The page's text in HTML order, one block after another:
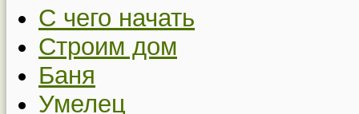
С чего начать
Строим дом
Баня
Умелец